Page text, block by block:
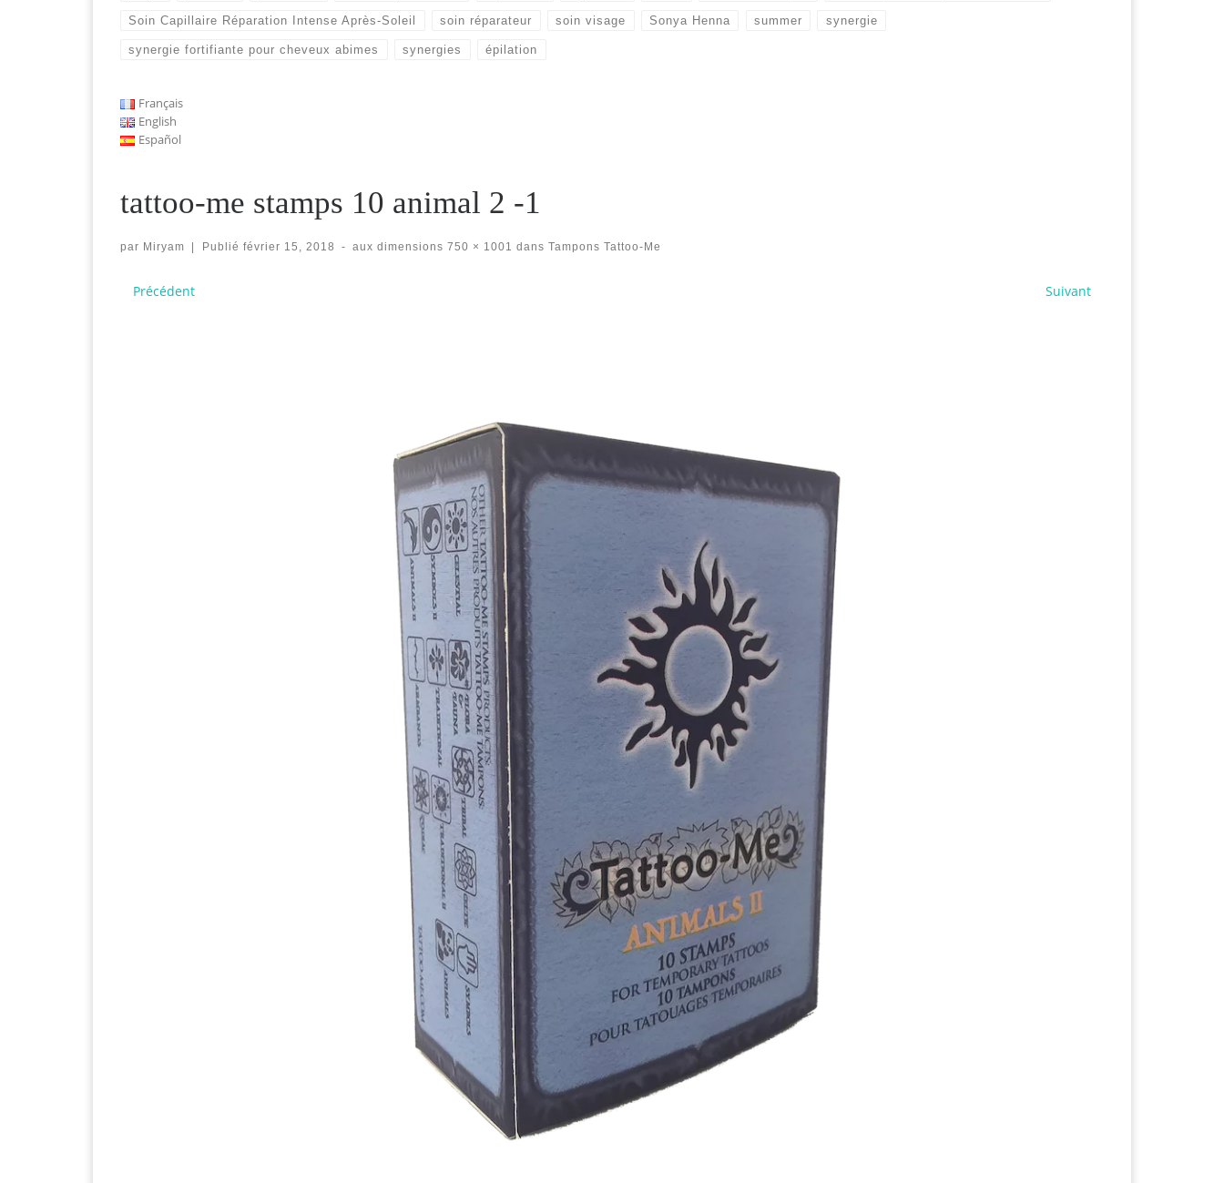
tattoo-me stamps 10 animal 2 -1
par Miryam | Publié février 15, 2018 - aux dimensions 750 × 1001 dans Tampons Tattoo-Me
Navigation des images
Précédent Suivant
Soin Capillaire Réparation Intense Après-Soleil soin réparateur soin visage Sonya Henna summer synergie
synergie fortifiante pour cheveux abimes synergies épilation
Français
English
Español